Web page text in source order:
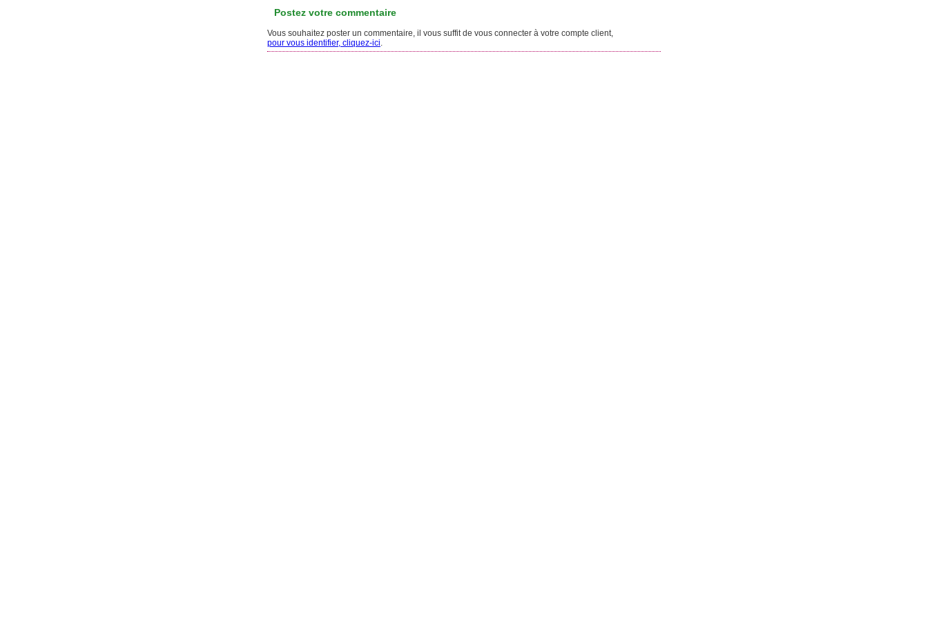
Postez votre commentaire
Vous souhaitez poster un commentaire, il vous suffit de vous connecter à votre compte client,
pour vous identifier, cliquez-ici.